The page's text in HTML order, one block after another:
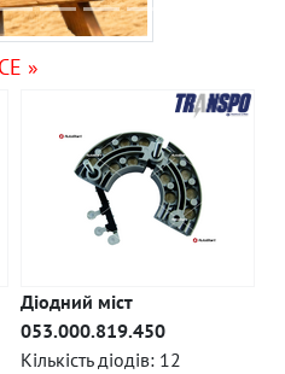
»
Діодний міст
053.000.819.450
Кількість діодів: 12